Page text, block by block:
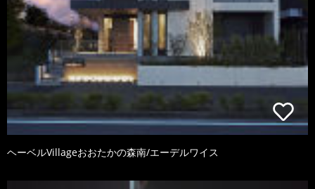
ヘーベルVillageおおたかの森南/エーデルワイス